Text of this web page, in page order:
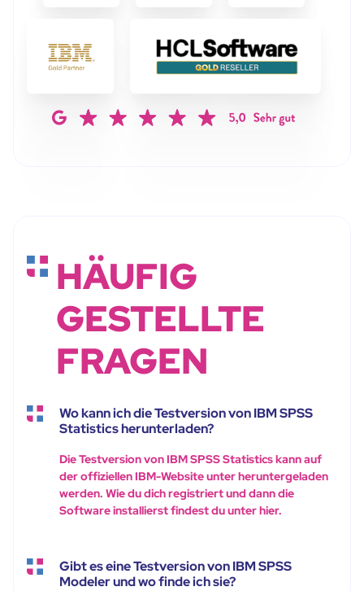
HÄUFIG
GESTELLTE
FRAGEN
Wo kann ich die Testversion von IBM SPSS
Statistics herunterladen?
Die Testversion von IBM SPSS Statistics kann auf
der offiziellen IBM-Website unter heruntergeladen
werden. Wie du dich registriert und dann die
Software installierst findest du unter hier.
Gibt es eine Testversion von IBM SPSS
Modeler und wo finde ich sie?